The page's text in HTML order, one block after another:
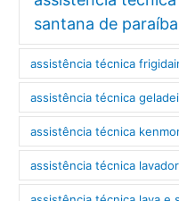
santana de paraíba
assistência técnica
assistência técnica
assistência técnica
assistência técnica